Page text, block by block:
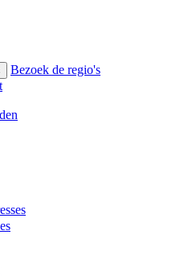
Bezoek de regio's